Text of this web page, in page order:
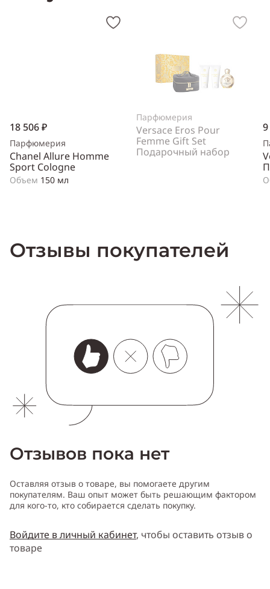
18 506 ₽
Парфюмерия
Chanel Allure Homme
Sport Cologne
Объем 150 мл
Парфюмерия
Versace Eros Pour
Femme Gift Set
Подарочный набор
Отзывы покупателей
Отзывов пока нет
Оставляя отзыв о товаре, вы помогаете другим
покупателям. Ваш опыт может быть решающим фактором
для кого-то, кто собирается сделать покупку.
Войдите в личный кабинет, чтобы оставить отзыв о
товаре